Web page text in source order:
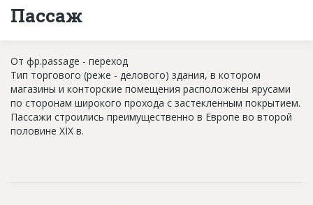
О проекте
База строящихся объектов
Инвестпроекты
Глоссарий
Новости
Пассаж
От фр.passage - переход
Тип торгового (реже - делового) здания, в котором
магазины и конторские помещения расположены ярусами
по сторонам широкого прохода с застекленным покрытием.
Пассажи строились преимущественно в Европе во второй
половине XIX в.